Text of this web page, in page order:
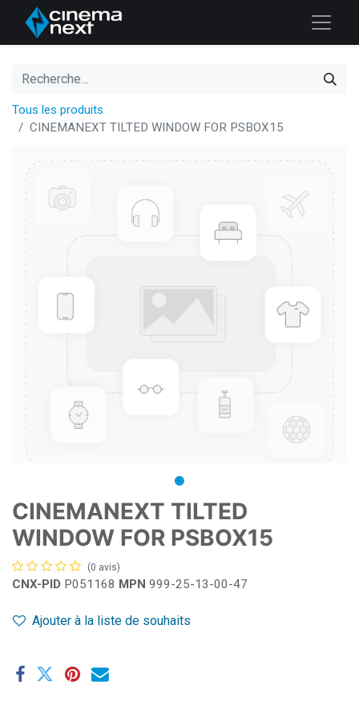
Tous les produits
CINEMANEXT TILTED WINDOW FOR PSBOX15
CINEMANEXT TILTED
WINDOW FOR PSBOX15
(0 avis)
CNX-PID P051168 MPN 999-25-13-00-47
Ajouter à la liste de souhaits